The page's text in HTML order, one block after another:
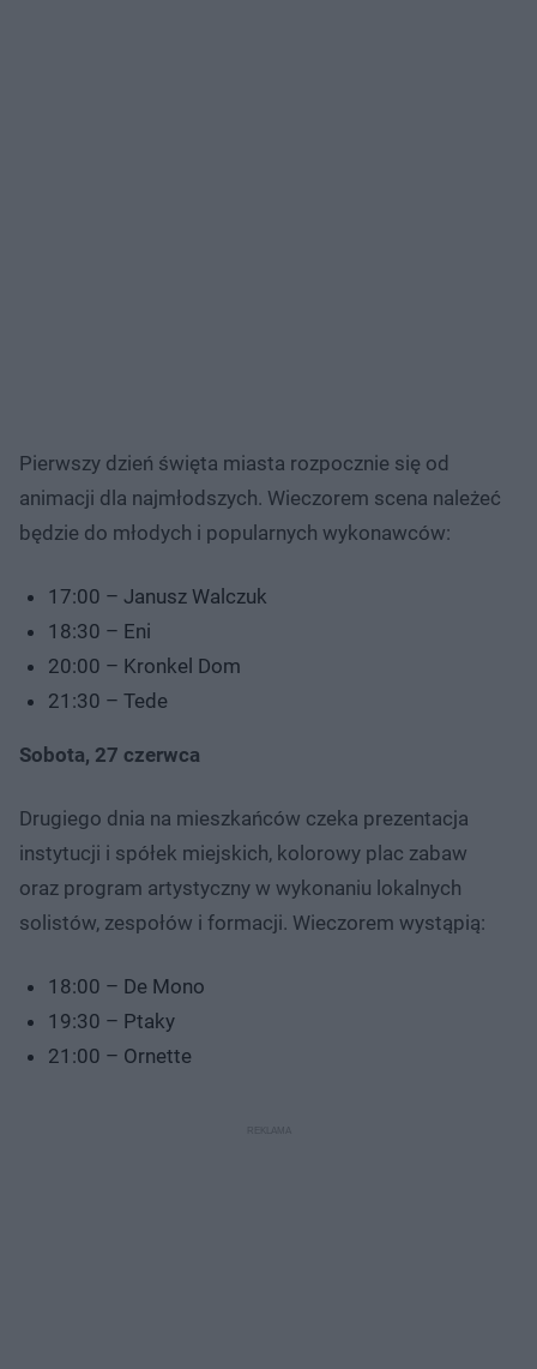
Pierwszy dzień święta miasta rozpocznie się od
animacji dla najmłodszych. Wieczorem scena należeć
będzie do młodych i popularnych wykonawców:
17:00 – Janusz Walczuk
18:30 – Eni
20:00 – Kronkel Dom
21:30 – Tede
Sobota, 27 czerwca
Drugiego dnia na mieszkańców czeka prezentacja
instytucji i spółek miejskich, kolorowy plac zabaw
oraz program artystyczny w wykonaniu lokalnych
solistów, zespołów i formacji. Wieczorem wystąpią:
18:00 – De Mono
19:30 – Ptaky
21:00 – Ornette